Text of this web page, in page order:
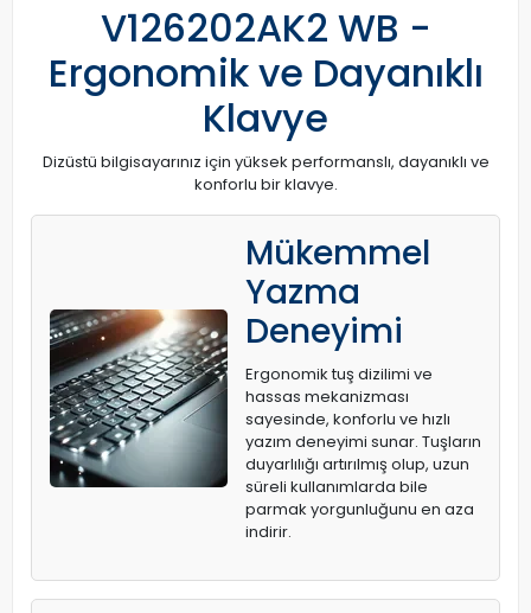
V126202AK2 WB -
Ergonomik ve Dayanıklı
Klavye
Dizüstü bilgisayarınız için yüksek performanslı, dayanıklı ve
konforlu bir klavye.
Mükemmel
Yazma
Deneyimi
Ergonomik tuş dizilimi ve
hassas mekanizması
sayesinde, konforlu ve hızlı
yazım deneyimi sunar. Tuşların
duyarlılığı artırılmış olup, uzun
süreli kullanımlarda bile
parmak yorgunluğunu en aza
indirir.